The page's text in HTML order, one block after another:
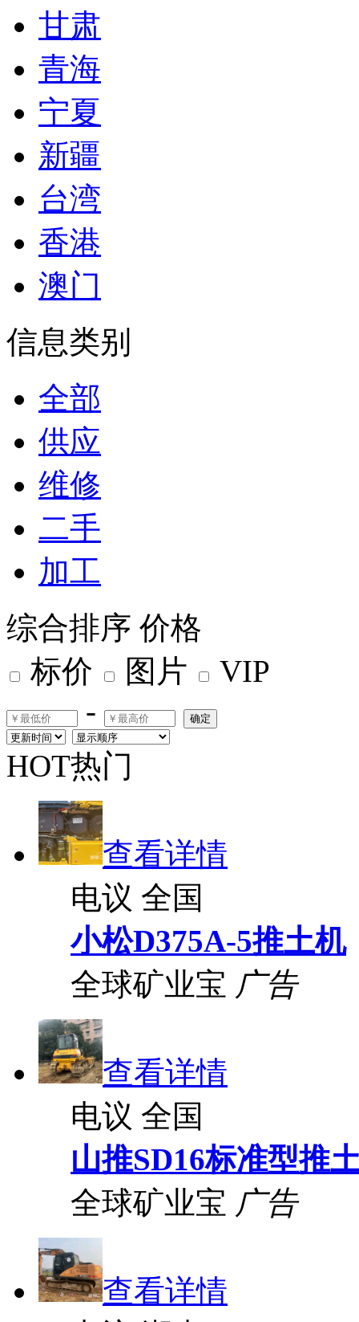
甘肃
青海
宁夏
新疆
台湾
香港
澳门
信息类别
全部
供应
维修
二手
加工
综合排序 价格
标价
图片
VIP
-
确定
HOT热门
查看详情
电议 全国
小松D375A-5推土机
全球矿业宝 广告
查看详情
电议 全国
山推SD16标准型推
全球矿业宝 广告
查看详情